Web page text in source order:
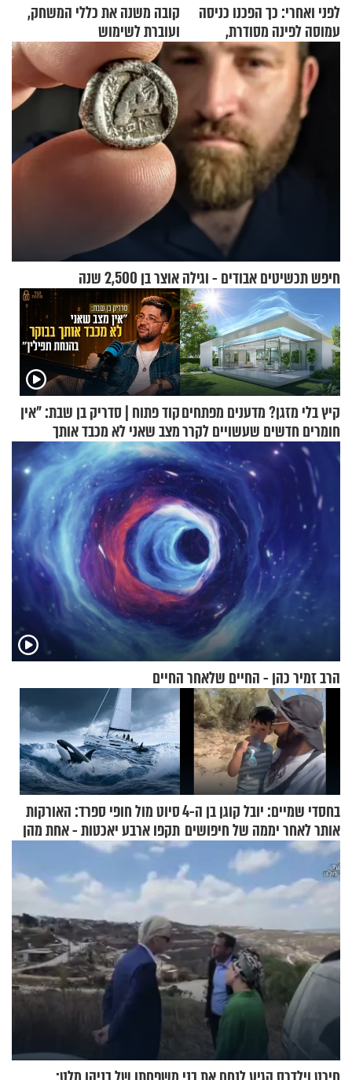
לפני ואחרי: כך הפכנו כניסה
עמוסה לפינה מסודרת,
שימושית ומזמינה
קובה משנה את כללי המשחק,
ועוברת לשימוש
בתלת־אופנועים סולאריים
חיפש תכשיטים אבודים - וגילה אוצר בן 2,500 שנה
קיץ בלי מזגן? מדענים מפתחים
חומרים חדשים שעשויים לקרר
בתים
קוד פתוח | סדריק בן שבת: "אין
מצב שאני לא מכבד אותך
בבוקר בהנחת תפילין"
הרב זמיר כהן - החיים שלאחר החיים
בחסדי שמיים: יובל קוגן בן ה-4
אותר לאחר יממה של חיפושים
סיוט מול חופי ספרד: האורקות
תקפו ארבע יאכטות - אחת מהן
טבעה